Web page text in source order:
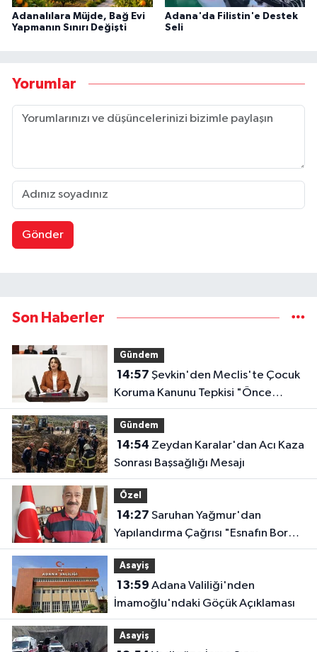
Adanalılara Müjde, Bağ Evi
Yapmanın Sınırı Değişti
Adana'da Filistin'e Destek
Seli
Yorumlar
Gönder
Son Haberler
Gündem
14:57
Koruma Kanunu Tepkisi "Önce
Bataklığı Kurutmak Zorundayız"
Gündem
14:54
Sonrası Başsağlığı Mesajı
Özel
14:27
Yapılandırma Çağrısı "Esnafın Borç
Yükü Hafifletilmeli"
Asayiş
13:59
İmamoğlu'ndaki Göçük Açıklaması
Asayiş